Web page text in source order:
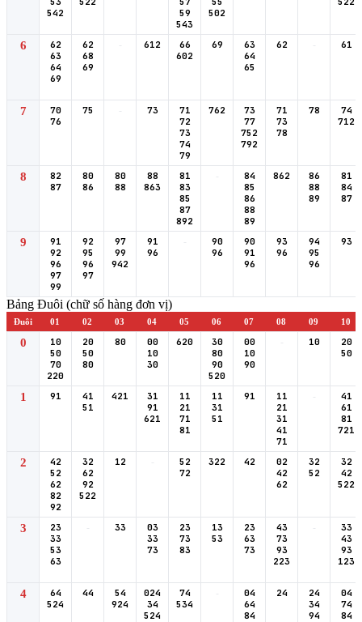
542
59
543
502
6
62
63
64
69
62
68
69
- 612
66
602
69
63
64
65
62 - 61
7
70
76
75 - 73
71
72
73
74
79
762
73
77
752
792
71
73
78
78
74
712
8
82
87
80
86
80
88
88
863
81
83
85
87
892
-
84
85
86
88
89
862
86
88
89
81
84
87
9
91
92
96
97
99
92
95
96
97
97
99
942
91
96
-
90
96
90
91
96
93
96
94
95
96
93
Bảng Đuôi (chữ số hàng đơn vị)
Đuôi 01 02 03 04 05 06 07 08 09 10
0
10
50
70
220
20
50
80
80
00
10
30
620
30
80
90
520
00
10
90
- 10
20
50
1 91
41
51
421
31
91
621
11
21
71
81
11
31
51
91
11
21
31
41
71
-
41
61
81
721
2
42
52
62
82
92
32
62
92
522
12 -
52
72
322 42
02
42
62
32
52
32
42
522
3
23
33
53
63
- 33
03
33
73
23
73
83
13
53
23
63
73
43
73
93
223
-
33
43
93
123
4
64
524
44
54
924
024
34
524
74
534
-
04
64
84
24
24
34
94
04
74
84